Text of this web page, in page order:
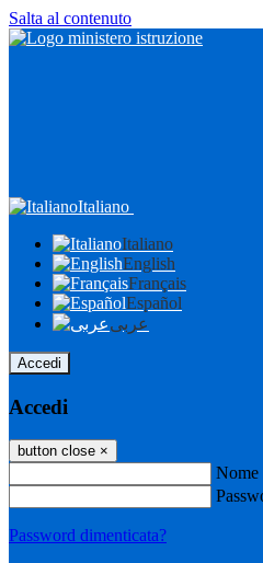
Salta al contenuto
Italiano
Italiano
English
Français
Español
عربى
Accedi
Accedi
button close ×
Nome
Password dimenticata?